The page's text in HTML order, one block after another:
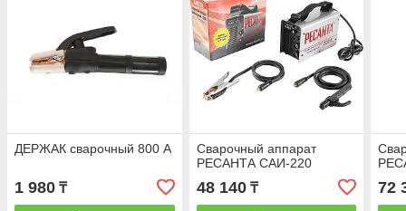
ДЕРЖАК сварочный 800 А
1 980 ₸
Сварочный аппарат
РЕСАНТА САИ-220
48 140₸ 72